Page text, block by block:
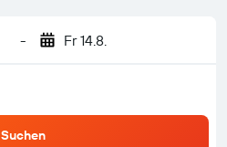
- Fr 14.8.
Suchen